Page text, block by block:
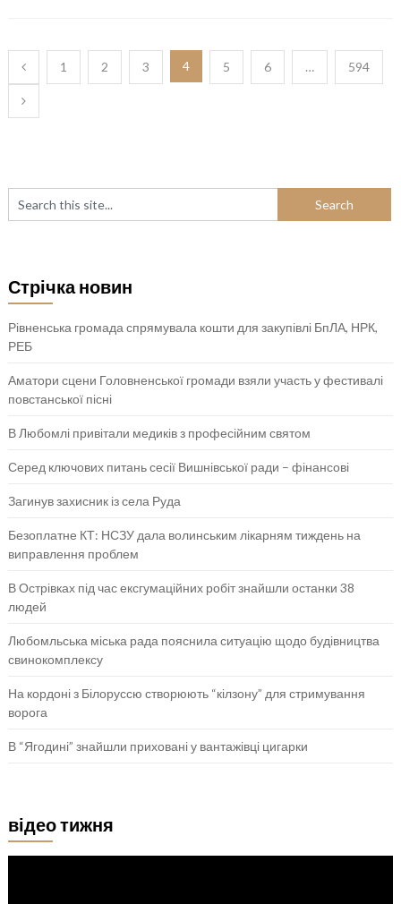
Пагінація
записів
1 2 3 4 5 6 … 594
Стрічка новин
Рівненська громада спрямувала кошти для закупівлі БпЛА, НРК,
РЕБ
Аматори сцени Головненської громади взяли участь у фестивалі
повстанської пісні
В Любомлі привітали медиків з професійним святом
Серед ключових питань сесії Вишнівської ради – фінансові
Загинув захисник із села Руда
Безоплатне КТ: НСЗУ дала волинським лікарням тиждень на
виправлення проблем
В Острівках під час ексгумаційних робіт знайшли останки 38
людей
Любомльська міська рада пояснила ситуацію щодо будівництва
свинокомплексу
На кордоні з Білоруссю створюють “кілзону” для стримування
ворога
В “Ягодині” знайшли приховані у вантажівці цигарки
відео тижня